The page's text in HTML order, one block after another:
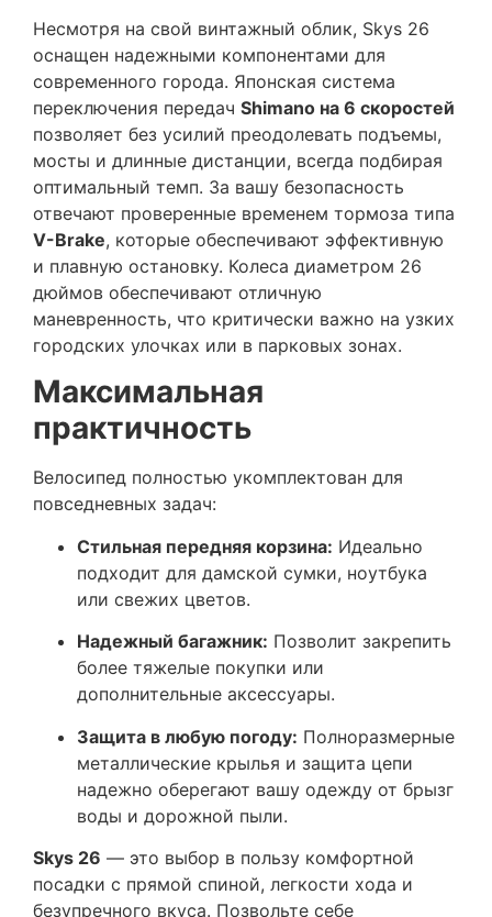
Несмотря на свой винтажный облик, Skys 26
оснащен надежными компонентами для
современного города. Японская система
переключения передач Shimano на 6 скоростей
позволяет без усилий преодолевать подъемы,
мосты и длинные дистанции, всегда подбирая
оптимальный темп. За вашу безопасность
отвечают проверенные временем тормоза типа
V-Brake, которые обеспечивают эффективную
и плавную остановку. Колеса диаметром 26
дюймов обеспечивают отличную
маневренность, что критически важно на узких
городских улочках или в парковых зонах.
Максимальная
практичность
Велосипед полностью укомплектован для
повседневных задач:
Стильная передняя корзина: Идеально
подходит для дамской сумки, ноутбука
или свежих цветов.
Надежный багажник: Позволит закрепить
более тяжелые покупки или
дополнительные аксессуары.
Защита в любую погоду: Полноразмерные
металлические крылья и защита цепи
надежно оберегают вашу одежду от брызг
воды и дорожной пыли.
Skys 26 — это выбор в пользу комфортной
посадки с прямой спиной, легкости хода и
безупречного вкуса. Позвольте себе